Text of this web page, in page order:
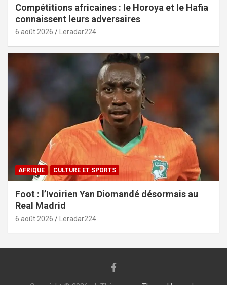
Compétitions africaines : le Horoya et le Hafia
connaissent leurs adversaires
6 août 2026 Leradar224
AFRIQUE CULTURE ET SPORTS
Foot : l’Ivoirien Yan Diomandé désormais au
Real Madrid
6 août 2026 Leradar224